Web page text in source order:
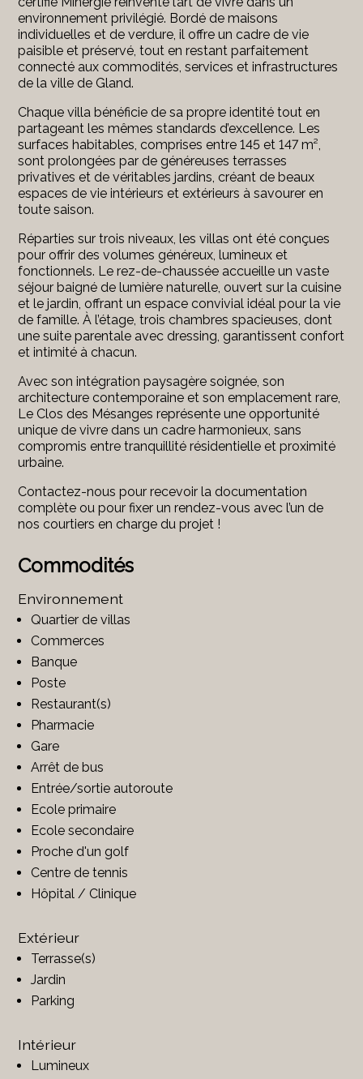
environnement privilégié. Bordé de maisons
individuelles et de verdure, il offre un cadre de vie
paisible et préservé, tout en restant parfaitement
connecté aux commodités, services et infrastructures
de la ville de Gland.
Chaque villa bénéficie de sa propre identité tout en
partageant les mêmes standards d’excellence. Les
surfaces habitables, comprises entre 145 et 147 m²,
sont prolongées par de généreuses terrasses
privatives et de véritables jardins, créant de beaux
espaces de vie intérieurs et extérieurs à savourer en
toute saison.
Réparties sur trois niveaux, les villas ont été conçues
pour offrir des volumes généreux, lumineux et
fonctionnels. Le rez-de-chaussée accueille un vaste
séjour baigné de lumière naturelle, ouvert sur la cuisine
et le jardin, offrant un espace convivial idéal pour la vie
de famille. À l’étage, trois chambres spacieuses, dont
une suite parentale avec dressing, garantissent confort
et intimité à chacun.
Avec son intégration paysagère soignée, son
architecture contemporaine et son emplacement rare,
Le Clos des Mésanges représente une opportunité
unique de vivre dans un cadre harmonieux, sans
compromis entre tranquillité résidentielle et proximité
urbaine.
Contactez-nous pour recevoir la documentation
complète ou pour fixer un rendez-vous avec l’un de
nos courtiers en charge du projet !
Commodités
Environnement
Quartier de villas
Commerces
Banque
Poste
Restaurant(s)
Pharmacie
Gare
Arrêt de bus
Entrée/sortie autoroute
Ecole primaire
Ecole secondaire
Proche d'un golf
Centre de tennis
Hôpital / Clinique
Extérieur
Terrasse(s)
Jardin
Parking
Intérieur
Lumineux